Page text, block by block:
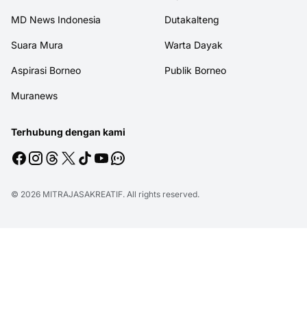
MD News Indonesia Dutakalteng
Suara Mura Warta Dayak
Aspirasi Borneo Publik Borneo
Muranews
Terhubung dengan kami
© 2026 MITRAJASAKREATIF. All rights reserved.